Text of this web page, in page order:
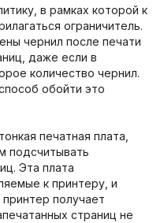
в рамках которой к
ограничитель.
чернил после печати
даже если в
количество чернил.
обойти это
печатная плата,
подсчитывать
Эта плата
к принтеру, и
получает
страниц не